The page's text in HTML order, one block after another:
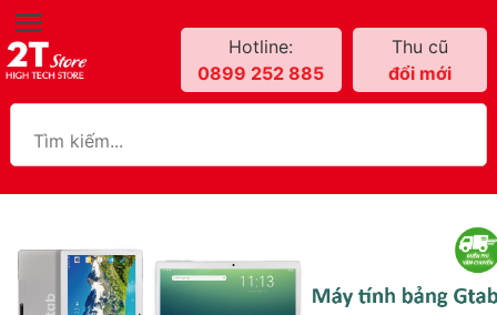
Hotline:
0899 252 885
Thu cũ
đổi mới